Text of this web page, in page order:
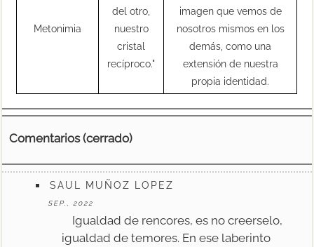
Metonimia
del otro,
nuestro
cristal
recíproco."
imagen que vemos de
nosotros mismos en los
demás, como una
extensión de nuestra
propia identidad.
Comentarios (cerrado)
SAUL MUÑOZ LOPEZ
SEP., 2022
Igualdad de rencores, es no creerselo,
igualdad de temores. En ese laberinto